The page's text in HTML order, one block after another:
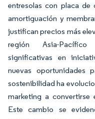
entresolas con placa de
amortiguación y
justifican precios más
región Asia-
significativas en
nuevas oportunidades
sostenibilidad ha
marketing a convertirse
Este cambio se